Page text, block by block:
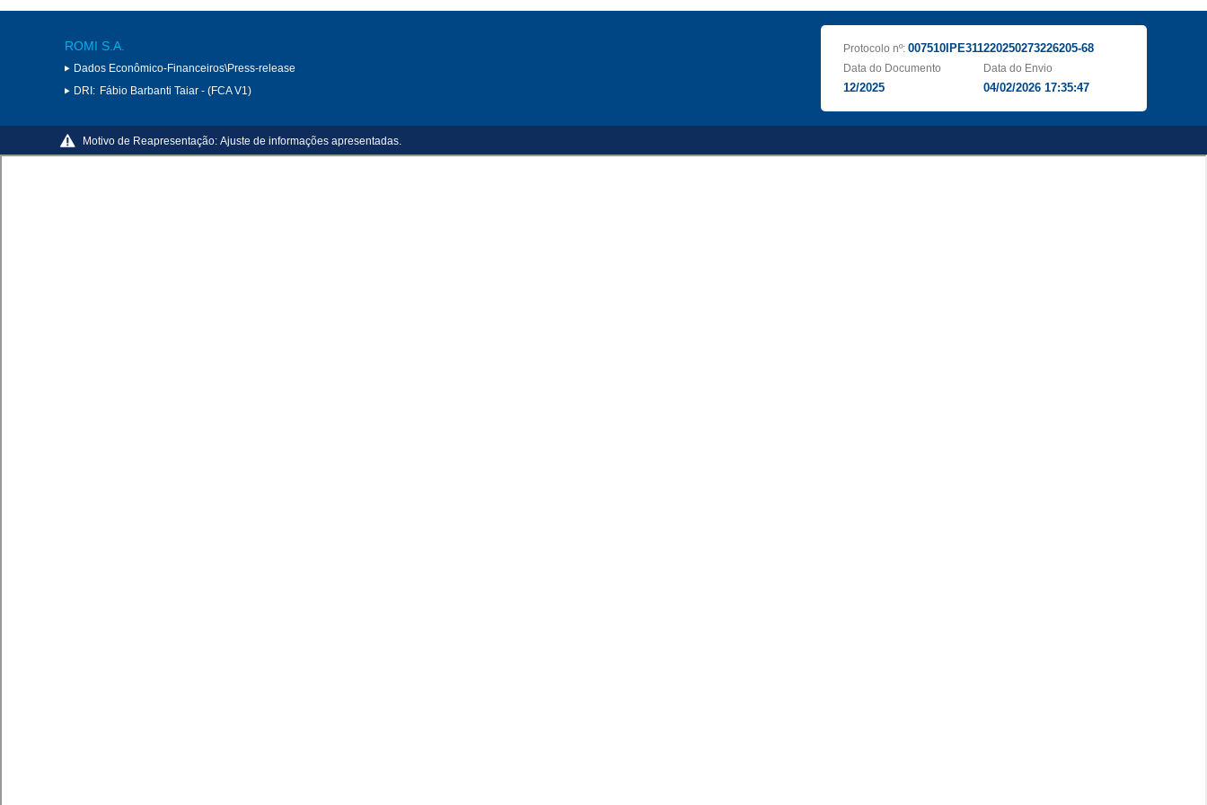
ROMI S.A.
Dados Econômico-Financeiros\Press-release
DRI: Fábio Barbanti Taiar - (FCA V1)
Protocolo nº: 007510IPE311220250273226205-68
Data do Documento
12/2025
Data do Envio
04/02/2026 17:35:47
Motivo de Reapresentação: Ajuste de informações apresentadas.